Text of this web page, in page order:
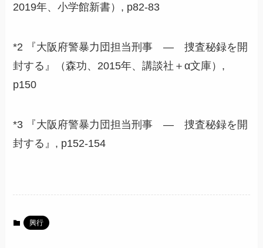
2019年、小学館新書）, p82-83
*2 『大阪府警暴力団担当刑事 ― 捜査秘録を開
封する』（森功、2015年、講談社＋α文庫）,
p150
*3 『大阪府警暴力団担当刑事 ― 捜査秘録を開
封する』, p152-154
興行